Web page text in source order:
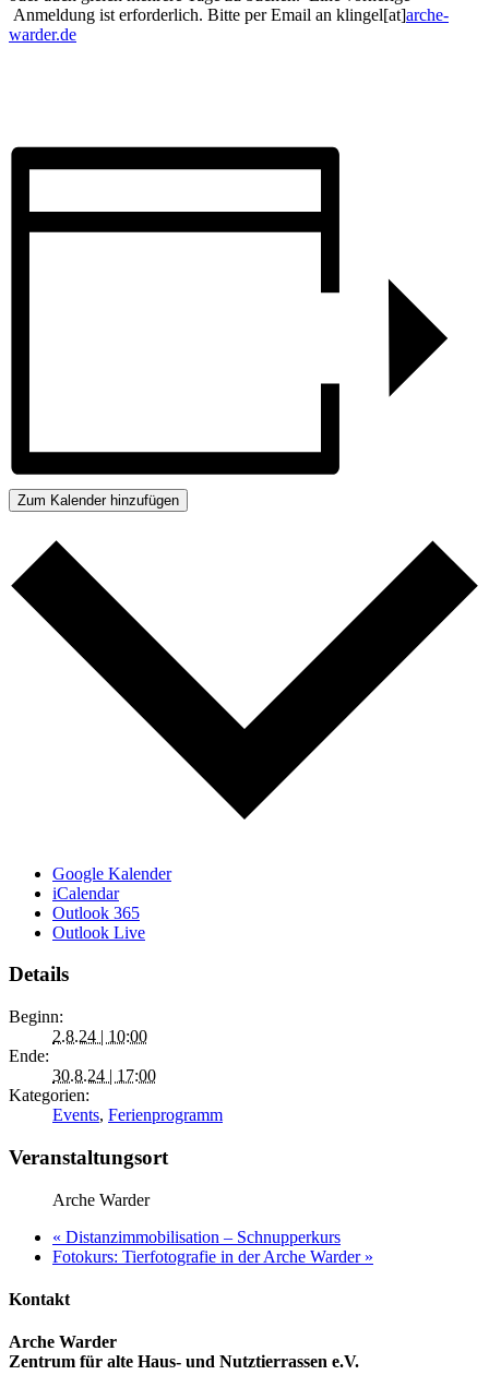
Anmeldung ist erforderlich. Bitte per Email an klingel[at]arche-
warder.de
Zum Kalender hinzufügen
Google Kalender
iCalendar
Outlook 365
Outlook Live
Details
Beginn:
2.8.24 | 10:00
Ende:
30.8.24 | 17:00
Kategorien:
Events, Ferienprogramm
Veranstaltungsort
Arche Warder
« Distanzimmobilisation – Schnupperkurs
Fotokurs: Tierfotografie in der Arche Warder »
Kontakt
Arche Warder
Zentrum für alte Haus- und Nutztierrassen e.V.